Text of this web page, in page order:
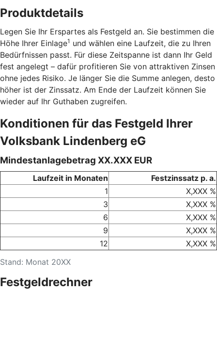
Produktdetails
Legen Sie Ihr Erspartes als Festgeld an. Sie bestimmen die
Höhe Ihrer Einlage1 und wählen eine Laufzeit, die zu Ihren
Bedürfnissen passt. Für diese Zeitspanne ist dann Ihr Geld
fest angelegt – dafür profitieren Sie von attraktiven Zinsen
ohne jedes Risiko. Je länger Sie die Summe anlegen, desto
höher ist der Zinssatz. Am Ende der Laufzeit können Sie
wieder auf Ihr Guthaben zugreifen.
Konditionen für das Festgeld Ihrer
Volksbank Lindenberg eG
Mindestanlagebetrag XX.XXX EUR
Stand: Monat 20XX
Laufzeit in Monaten
Festzinssatz p. a.
1
X,XXX %
3
X,XXX %
6
X,XXX %
9
X,XXX %
12
X,XXX %
Festgeldrechner